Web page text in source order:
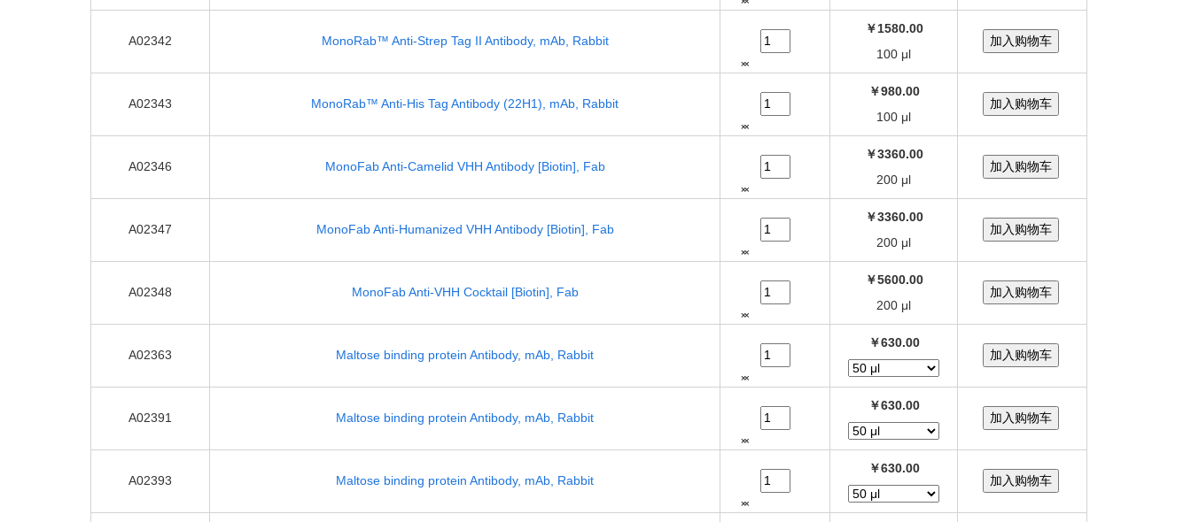
A02342 MonoRab™ Anti-Strep Tag II Antibody, mAb, Rabbit
￥1580.00
100 μl
A02343 MonoRab™ Anti-His Tag Antibody (22H1), mAb, Rabbit
￥980.00
100 μl
A02346 MonoFab Anti-Camelid VHH Antibody [Biotin], Fab
￥3360.00
200 μl
A02347 MonoFab Anti-Humanized VHH Antibody [Biotin], Fab
￥3360.00
200 μl
A02348 MonoFab Anti-VHH Cocktail [Biotin], Fab
￥5600.00
200 μl
A02363 Maltose binding protein Antibody, mAb, Rabbit
￥630.00
A02391 Maltose binding protein Antibody, mAb, Rabbit
￥630.00
A02393 Maltose binding protein Antibody, mAb, Rabbit
￥630.00